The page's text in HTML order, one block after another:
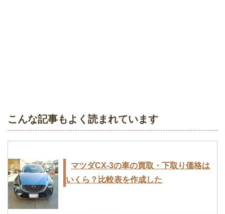
こんな記事もよく読まれています
マツダCX-3の車の買取・下取り価格は
いくら？比較表を作成した